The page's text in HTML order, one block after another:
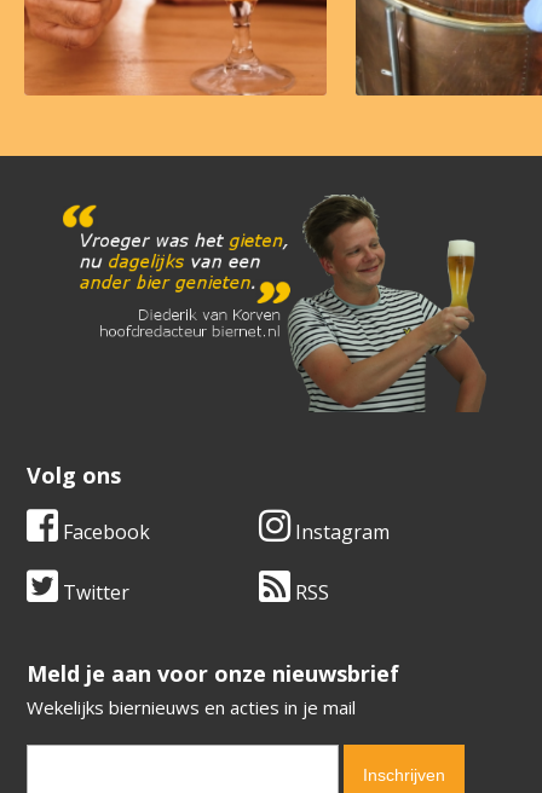
Volg ons
Facebook Instagram
Twitter RSS
​​​​​​​Meld je aan voor onze nieuwsbrief
Wekelijks biernieuws en acties in je mail